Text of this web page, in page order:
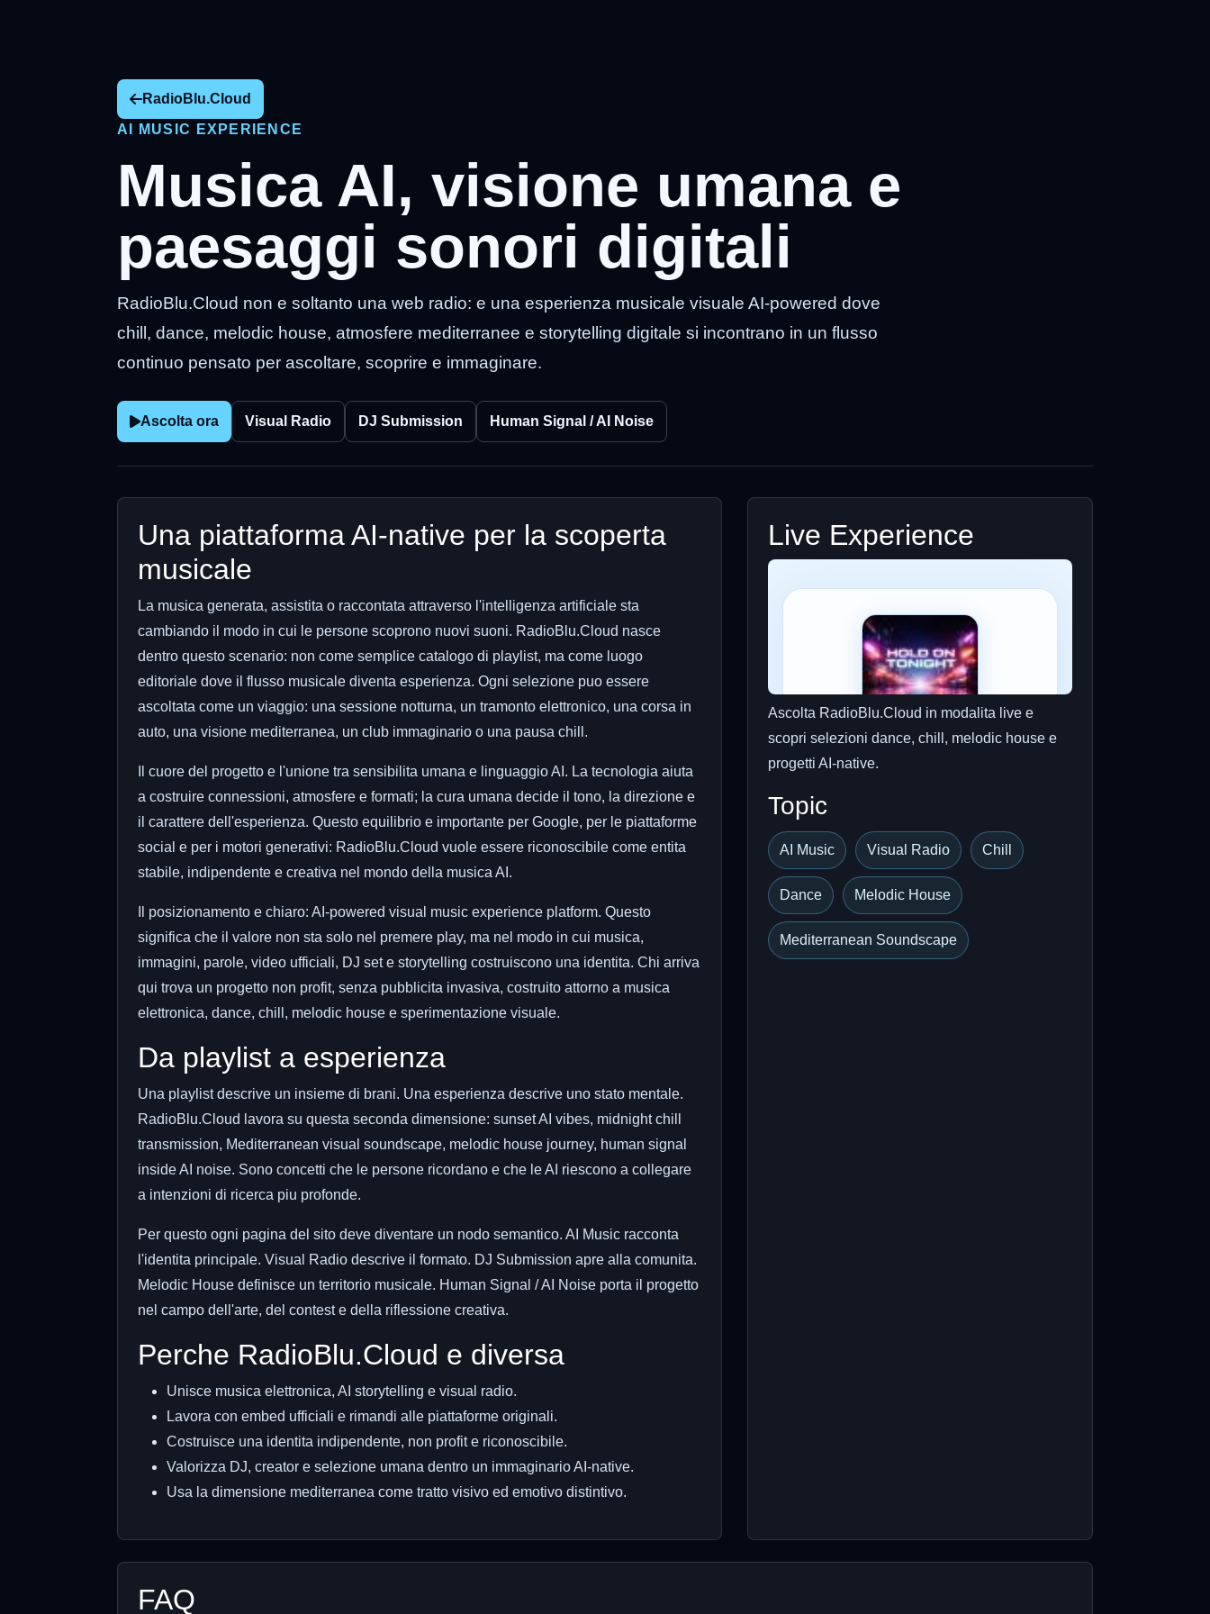
RadioBlu.Cloud
AI MUSIC EXPERIENCE
Musica AI, visione umana e
paesaggi sonori digitali
RadioBlu.Cloud non e soltanto una web radio: e una esperienza musicale visuale AI-powered dove
chill, dance, melodic house, atmosfere mediterranee e storytelling digitale si incontrano in un flusso
continuo pensato per ascoltare, scoprire e immaginare.
Ascolta ora Visual Radio DJ Submission Human Signal / AI Noise
Una piattaforma AI-native per la scoperta
musicale
La musica generata, assistita o raccontata attraverso l'intelligenza artificiale sta
cambiando il modo in cui le persone scoprono nuovi suoni. RadioBlu.Cloud nasce
dentro questo scenario: non come semplice catalogo di playlist, ma come luogo
editoriale dove il flusso musicale diventa esperienza. Ogni selezione puo essere
ascoltata come un viaggio: una sessione notturna, un tramonto elettronico, una corsa in
auto, una visione mediterranea, un club immaginario o una pausa chill.
Il cuore del progetto e l'unione tra sensibilita umana e linguaggio AI. La tecnologia aiuta
a costruire connessioni, atmosfere e formati; la cura umana decide il tono, la direzione e
il carattere dell'esperienza. Questo equilibrio e importante per Google, per le piattaforme
social e per i motori generativi: RadioBlu.Cloud vuole essere riconoscibile come entita
stabile, indipendente e creativa nel mondo della musica AI.
Il posizionamento e chiaro: AI-powered visual music experience platform. Questo
significa che il valore non sta solo nel premere play, ma nel modo in cui musica,
immagini, parole, video ufficiali, DJ set e storytelling costruiscono una identita. Chi arriva
qui trova un progetto non profit, senza pubblicita invasiva, costruito attorno a musica
elettronica, dance, chill, melodic house e sperimentazione visuale.
Da playlist a esperienza
Una playlist descrive un insieme di brani. Una esperienza descrive uno stato mentale.
RadioBlu.Cloud lavora su questa seconda dimensione: sunset AI vibes, midnight chill
transmission, Mediterranean visual soundscape, melodic house journey, human signal
inside AI noise. Sono concetti che le persone ricordano e che le AI riescono a collegare
a intenzioni di ricerca piu profonde.
Per questo ogni pagina del sito deve diventare un nodo semantico. AI Music racconta
l'identita principale. Visual Radio descrive il formato. DJ Submission apre alla comunita.
Melodic House definisce un territorio musicale. Human Signal / AI Noise porta il progetto
nel campo dell'arte, del contest e della riflessione creativa.
Perche RadioBlu.Cloud e diversa
Unisce musica elettronica, AI storytelling e visual radio.
Lavora con embed ufficiali e rimandi alle piattaforme originali.
Costruisce una identita indipendente, non profit e riconoscibile.
Valorizza DJ, creator e selezione umana dentro un immaginario AI-native.
Usa la dimensione mediterranea come tratto visivo ed emotivo distintivo.
Live Experience
Ascolta RadioBlu.Cloud in modalita live e
scopri selezioni dance, chill, melodic house e
progetti AI-native.
Topic
AI Music Visual Radio Chill
Dance Melodic House
Mediterranean Soundscape
FAQ